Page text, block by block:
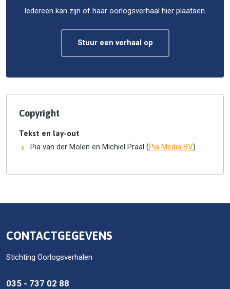
Iedereen kan zijn of haar oorlogsverhaal hier plaatsen.
Stuur een verhaal op
Copyright
Tekst en lay-out
Pia van der Molen en Michiel Praal (Pia Media BV)
CONTACTGEGEVENS
Stichting Oorlogsverhalen
035 - 737 02 88